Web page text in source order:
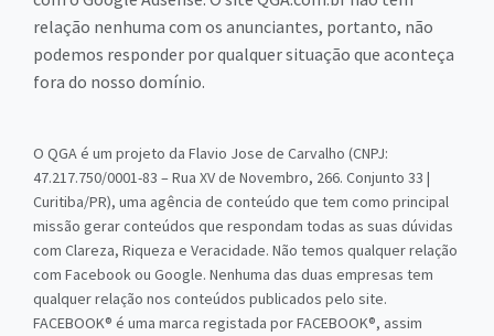
relação nenhuma com os anunciantes, portanto, não
podemos responder por qualquer situação que aconteça
fora do nosso domínio.
O QGA é um projeto da Flavio Jose de Carvalho (CNPJ:
47.217.750/0001-83 – Rua XV de Novembro, 266. Conjunto 33 |
Curitiba/PR), uma agência de conteúdo que tem como principal
missão gerar conteúdos que respondam todas as suas dúvidas
com Clareza, Riqueza e Veracidade. Não temos qualquer relação
com Facebook ou Google. Nenhuma das duas empresas tem
qualquer relação nos conteúdos publicados pelo site.
FACEBOOK® é uma marca registada por FACEBOOK®, assim